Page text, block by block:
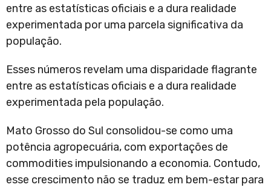
entre as estatísticas oficiais e a dura realidade
experimentada por uma parcela significativa da
população.
Esses números revelam uma disparidade flagrante
entre as estatísticas oficiais e a dura realidade
experimentada pela população.
Mato Grosso do Sul consolidou-se como uma
potência agropecuária, com exportações de
commodities impulsionando a economia. Contudo,
esse crescimento não se traduz em bem-estar para